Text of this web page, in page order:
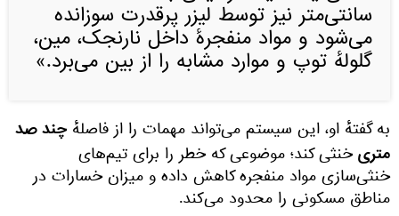
سانتی‌متر نیز توسط لیزر پرقدرت سوزانده
می‌شود و مواد منفجرهٔ داخل نارنجک، مین،
گلولهٔ توپ و موارد مشابه را از بین می‌برد.»
به گفتهٔ او، این سیستم می‌تواند مهمات را از فاصلهٔچند صد
متریخنثی کند؛ موضوعی که خطر را برای تیم‌های
خنثی‌سازی مواد منفجره کاهش داده و میزان خسارات در
مناطق مسکونی را محدود می‌کند.